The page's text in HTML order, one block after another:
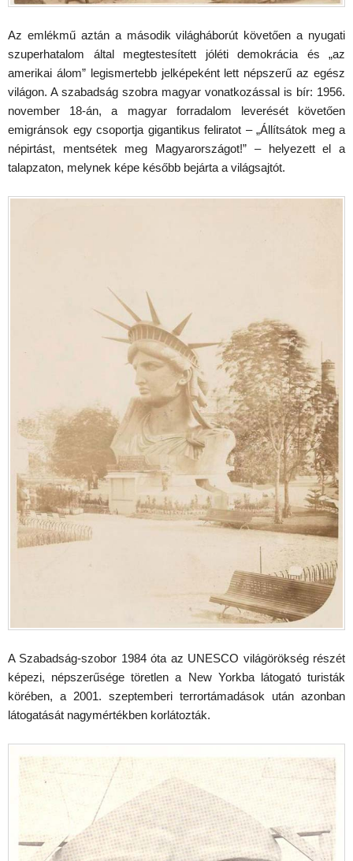
Az emlékmű aztán a második világháborút követően a nyugati
szuperhatalom által megtestesített jóléti demokrácia és „az
amerikai álom” legismertebb jelképeként lett népszerű az egész
világon. A szabadság szobra magyar vonatkozással is bír: 1956.
november 18-án, a magyar forradalom leverését követően
emigránsok egy csoportja gigantikus feliratot – „Állítsátok meg a
népirtást, mentsétek meg Magyarországot!” – helyezett el a
talapzaton, melynek képe később bejárta a világsajtót.
A Szabadság-szobor 1984 óta az UNESCO világörökség részét
képezi, népszerűsége töretlen a New Yorkba látogató turisták
körében, a 2001. szeptemberi terrortámadások után azonban
látogatását nagymértékben korlátozták.